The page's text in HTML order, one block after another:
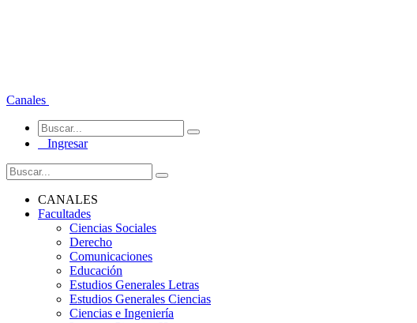
Canales
Ingresar
CANALES
Facultades
Ciencias Sociales
Derecho
Comunicaciones
Educación
Estudios Generales Letras
Estudios Generales Ciencias
Ciencias e Ingeniería